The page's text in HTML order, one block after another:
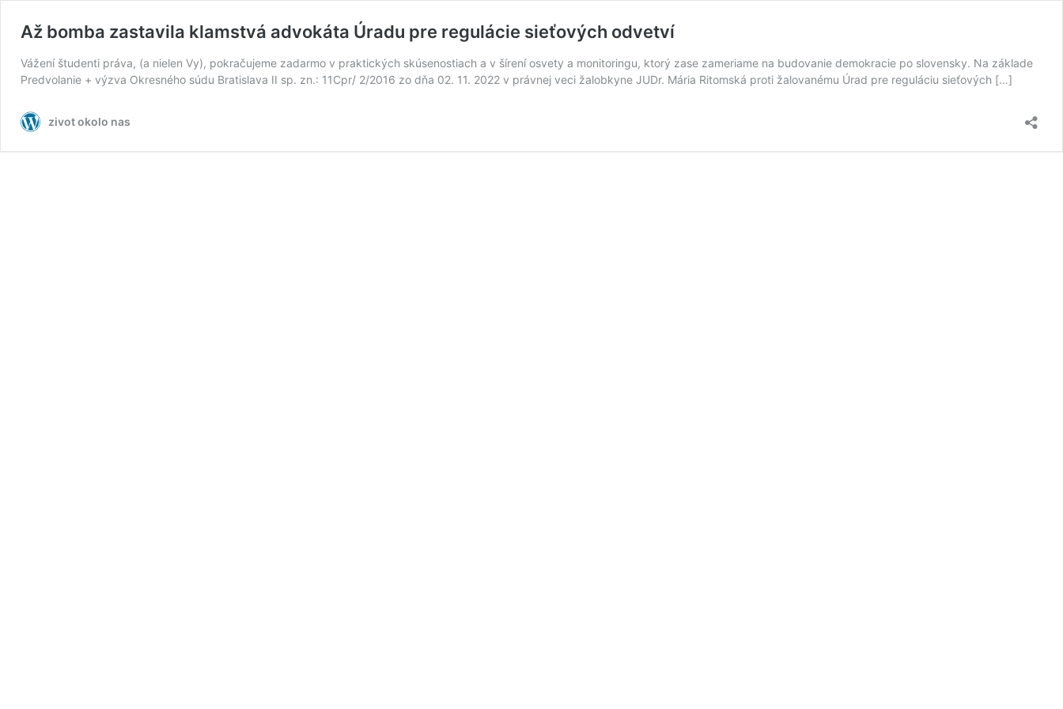
Až bomba zastavila klamstvá advokáta Úradu pre regulácie sieťových odvetví
Vážení študenti práva, (a nielen Vy), pokračujeme zadarmo v praktických skúsenostiach a v šírení osvety a monitoringu, ktorý zase zameriame na budovanie demokracie po slovensky. Na základe
Predvolanie + výzva Okresného súdu Bratislava II sp. zn.: 11Cpr/ 2/2016 zo dňa 02. 11. 2022 v právnej veci žalobkyne JUDr. Mária Ritomská proti žalovanému Úrad pre reguláciu sieťových […]
zivot okolo nas